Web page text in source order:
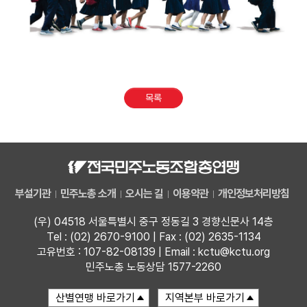
목록
부설기관 민주노총 소개 오시는 길 이용약관 개인정보처리방침
(우) 04518 서울특별시 중구 정동길 3 경향신문사 14층
Tel : (02) 2670-9100 | Fax : (02) 2635-1134
고유번호 : 107-82-08139 | Email : kctu@kctu.org
민주노총 노동상담 1577-2260